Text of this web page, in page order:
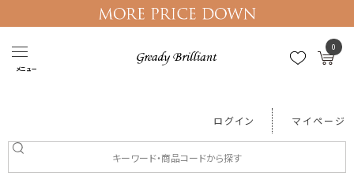
メニュー
0
ログイン マイページ